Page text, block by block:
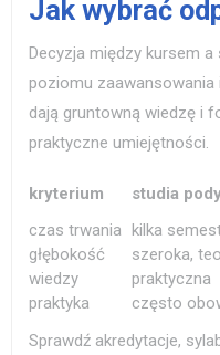
Jak wybrać
Decyzja między kursem
poziomu zaawansowania
dają gruntowną wiedzę i
praktyczne umiejętności.
kryterium studia
czas trwania kilka
głębokość
wiedzy
szeroka,
praktyczna
praktyka
często
Sprawdź akredytacje,